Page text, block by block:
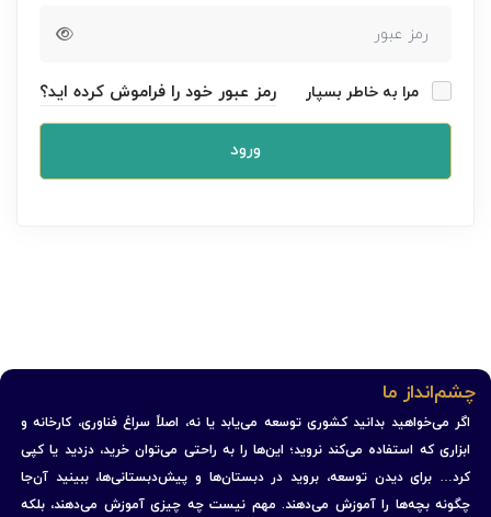
مرا به خاطر بسپار رمز عبور خود را فراموش کرده اید؟
ورود
چشم‌انداز ما
اگر می‌خواهید بدانید کشوری توسعه می‌یابد یا نه، اصلاً سراغ فناوری، کارخانه و
ابزاری که استفاده می‌کند نروید؛ این‌ها را به راحتی می‌توان خرید، دزدید یا کپی
کرد… برای دیدن توسعه، بروید در دبستان‌ها و پیش‌دبستانی‌ها، ببینید آن‌جا
چگونه بچه‌ها را آموزش می‌دهند. مهم نیست چه چیزی آموزش می‌دهند، بلکه